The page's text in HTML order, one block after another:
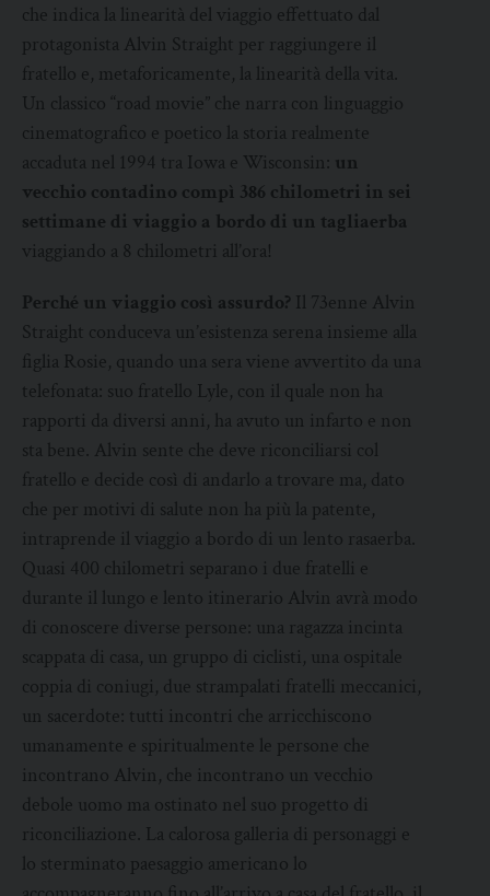
che indica la linearità del viaggio effettuato dal
protagonista Alvin Straight per raggiungere il
fratello e, metaforicamente, la linearità della vita.
Un classico “road movie” che narra con linguaggio
cinematografico e poetico la storia realmente
accaduta nel 1994 tra Iowa e Wisconsin: un
vecchio contadino compì 386 chilometri in sei
settimane di viaggio a bordo di un tagliaerba
viaggiando a 8 chilometri all’ora!
Perché un viaggio così assurdo? Il 73enne Alvin
Straight conduceva un’esistenza serena insieme alla
figlia Rosie, quando una sera viene avvertito da una
telefonata: suo fratello Lyle, con il quale non ha
rapporti da diversi anni, ha avuto un infarto e non
sta bene. Alvin sente che deve riconciliarsi col
fratello e decide così di andarlo a trovare ma, dato
che per motivi di salute non ha più la patente,
intraprende il viaggio a bordo di un lento rasaerba.
Quasi 400 chilometri separano i due fratelli e
durante il lungo e lento itinerario Alvin avrà modo
di conoscere diverse persone: una ragazza incinta
scappata di casa, un gruppo di ciclisti, una ospitale
coppia di coniugi, due strampalati fratelli meccanici,
un sacerdote: tutti incontri che arricchiscono
umanamente e spiritualmente le persone che
incontrano Alvin, che incontrano un vecchio
debole uomo ma ostinato nel suo progetto di
riconciliazione. La calorosa galleria di personaggi e
lo sterminato paesaggio americano lo